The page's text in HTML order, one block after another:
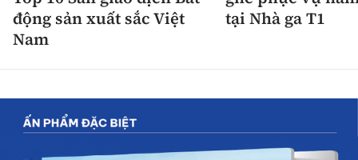
động sản xuất sắc Việt
Nam
tại Nhà ga T1